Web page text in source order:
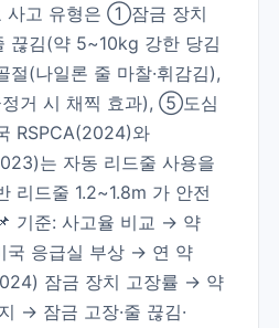
사고 유형은 ①잠금 장치
김(약 5~10kg 강한 당김
(나일론 줄 마찰·휘감김),
거 시 채찍 효과), ⑤도심
RSPCA(2024)와
는 자동 리드줄 사용을
리드줄 1.2~1.8m 가 안전
기준: 사고율 비교 → 약
국 응급실 부상 → 연 약
잠금 장치 고장률 → 약
→ 잠금 고장·줄 끊김·